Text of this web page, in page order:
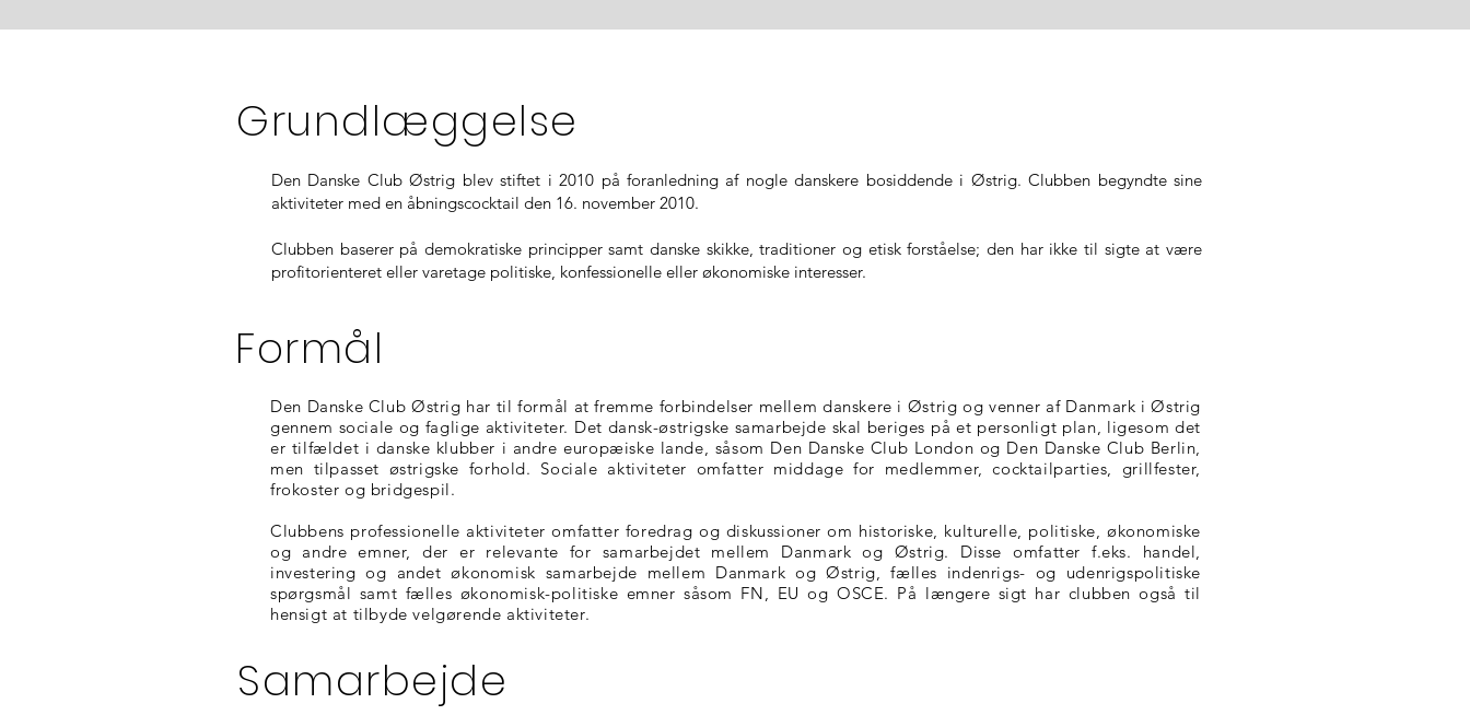
Grundlæggelse
Den Danske Club Østrig blev stiftet i 2010 på foranledning af nogle danskere bosiddende i Østrig. Clubben begyndte sine
aktiviteter med en åbningscocktail den 16. november 2010.
Clubben baserer på demokratiske principper samt danske skikke, traditioner og etisk forståelse; den har ikke til sigte at være
profitorienteret eller varetage politiske, konfessionelle eller økonomiske interesser.
Formål
Den Danske Club Østrig har til formål at fremme forbindelser mellem danskere i Østrig og venner af Danmark i Østrig
gennem sociale og faglige aktiviteter. Det dansk-østrigske samarbejde skal beriges på et personligt plan, ligesom det
er tilfældet i danske klubber i andre europæiske lande, såsom Den Danske Club London og Den Danske Club Berlin,
men tilpasset østrigske forhold. Sociale aktiviteter omfatter middage for medlemmer, cocktailparties, grillfester,
frokoster og bridgespil.
Clubbens professionelle aktiviteter omfatter foredrag og diskussioner om historiske, kulturelle, politiske, økonomiske
og andre emner, der er relevante for samarbejdet mellem Danmark og Østrig. Disse omfatter f.eks. handel,
investering og andet økonomisk samarbejde mellem Danmark og Østrig, fælles indenrigs- og udenrigspolitiske
spørgsmål samt fælles økonomisk-politiske emner såsom FN, EU og OSCE. På længere sigt har clubben også til
hensigt at tilbyde velgørende aktiviteter.
Samarbejde